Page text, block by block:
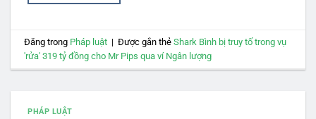
Đăng trong Pháp luật | Được gắn thẻShark Bình bị truy tố trong vụ
'rửa' 319 tỷ đồng cho Mr Pips qua ví Ngân lượng
PHÁP LUẬT